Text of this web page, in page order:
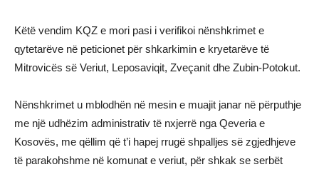
Këtë vendim KQZ e mori pasi i verifikoi nënshkrimet e
qytetarëve në peticionet për shkarkimin e kryetarëve të
Mitrovicës së Veriut, Leposaviqit, Zveçanit dhe Zubin-Potokut.
Nënshkrimet u mblodhën në mesin e muajit janar në përputhje
me një udhëzim administrativ të nxjerrë nga Qeveria e
Kosovës, me qëllim që t’i hapej rrugë shpalljes së zgjedhjeve
të parakohshme në komunat e veriut, për shkak se serbët